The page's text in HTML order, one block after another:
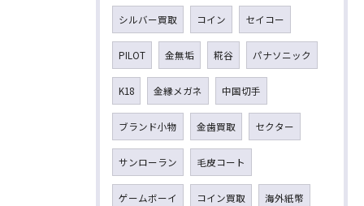
シルバー買取 コイン セイコー
PILOT 金無垢 糀谷 パナソニック
K18 金縁メガネ 中国切手
ブランド小物 金歯買取 セクター
サンローラン 毛皮コート
ゲームボーイ コイン買取 海外紙幣